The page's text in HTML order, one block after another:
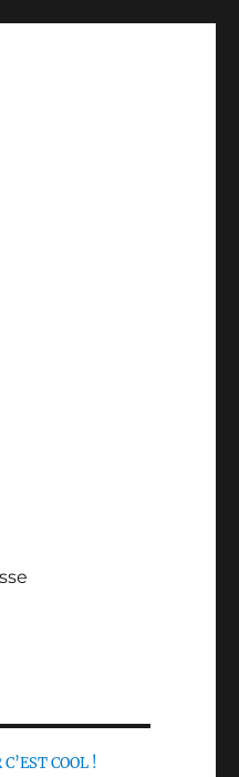
COOL !